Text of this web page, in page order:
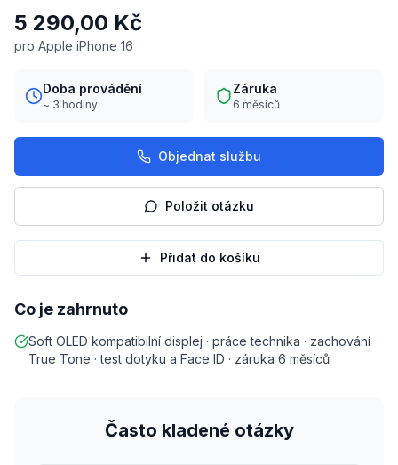
5 290,00 Kč
pro Apple iPhone 16
Doba provádění
~ 3 hodiny
Záruka
6 měsíců
Objednat službu
Položit otázku
Přidat do košíku
Co je zahrnuto
Soft OLED kompatibilní displej · práce technika · zachování
True Tone · test dotyku a Face ID · záruka 6 měsíců
Často kladené otázky